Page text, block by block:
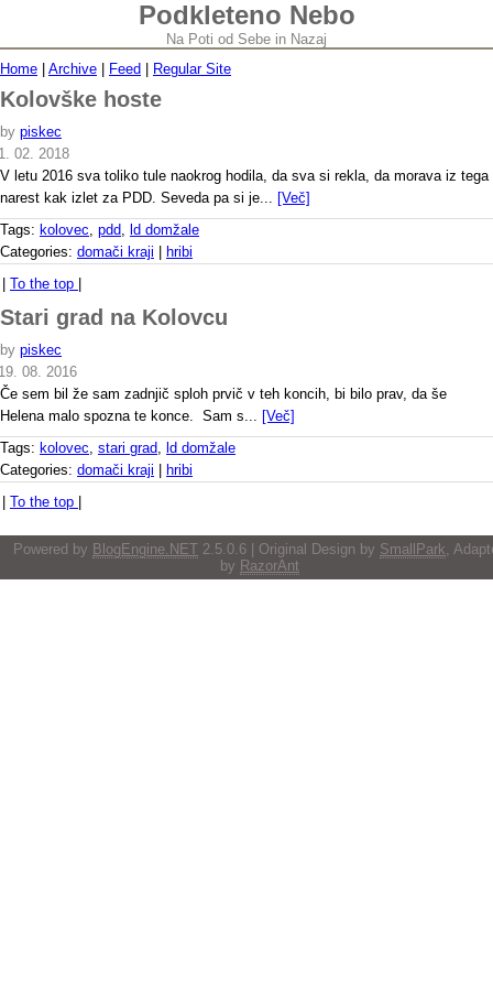
Podkleteno Nebo
Na Poti od Sebe in Nazaj
Home
Archive Feed Regular Site
Kolovške hoste
by piskec
02. 2018
V letu 2016 sva toliko tule naokrog hodila, da sva si rekla, da morava iz tega
narest kak izlet za PDD. Seveda pa si je... [Več]
Tags: kolovec, pdd, ld domžale
Categories: domači kraji
hribi
To the top
Stari grad na Kolovcu
by piskec
08. 2016
Če sem bil že sam zadnjič sploh prvič v teh koncih, bi bilo prav, da še
Helena malo spozna te konce. Sam s... [Več]
Tags: kolovec, stari grad, ld domžale
Categories: domači kraji
hribi
To the top
Powered by BlogEngine.NET 2.5.0.6 | Original Design by SmallPark,
by RazorAnt